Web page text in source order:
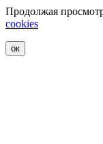
Продолжая
cookies
ок